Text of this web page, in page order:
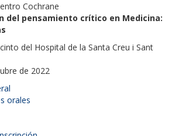
Cochrane
del pensamiento crítico en Medicina:
del Hospital de la Santa Creu i Sant
de 2022
orales